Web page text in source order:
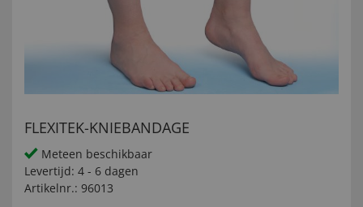
FLEXITEK-KNIEBANDAGE
Meteen beschikbaar
Levertijd: 4 - 6 dagen
Artikelnr.: 96013